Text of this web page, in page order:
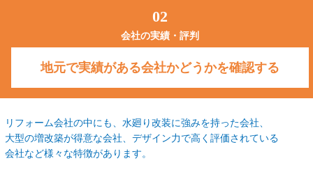
02
会社の実績・評判
地元で実績がある会社かどうかを確認する
リフォーム会社の中にも、水廻り改装に強みを持った会社、
大型の増改築が得意な会社、デザイン力で高く評価されている
会社など様々な特徴があります。